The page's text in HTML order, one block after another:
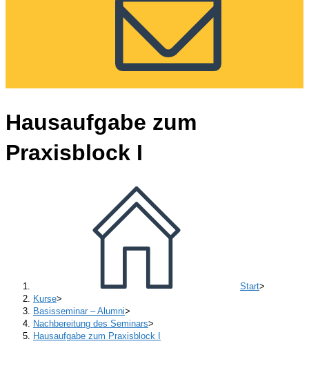
Hausaufgabe zum
Praxisblock I
Start>
Kurse>
Basisseminar – Alumni>
Nachbereitung des Seminars>
Hausaufgabe zum Praxisblock I